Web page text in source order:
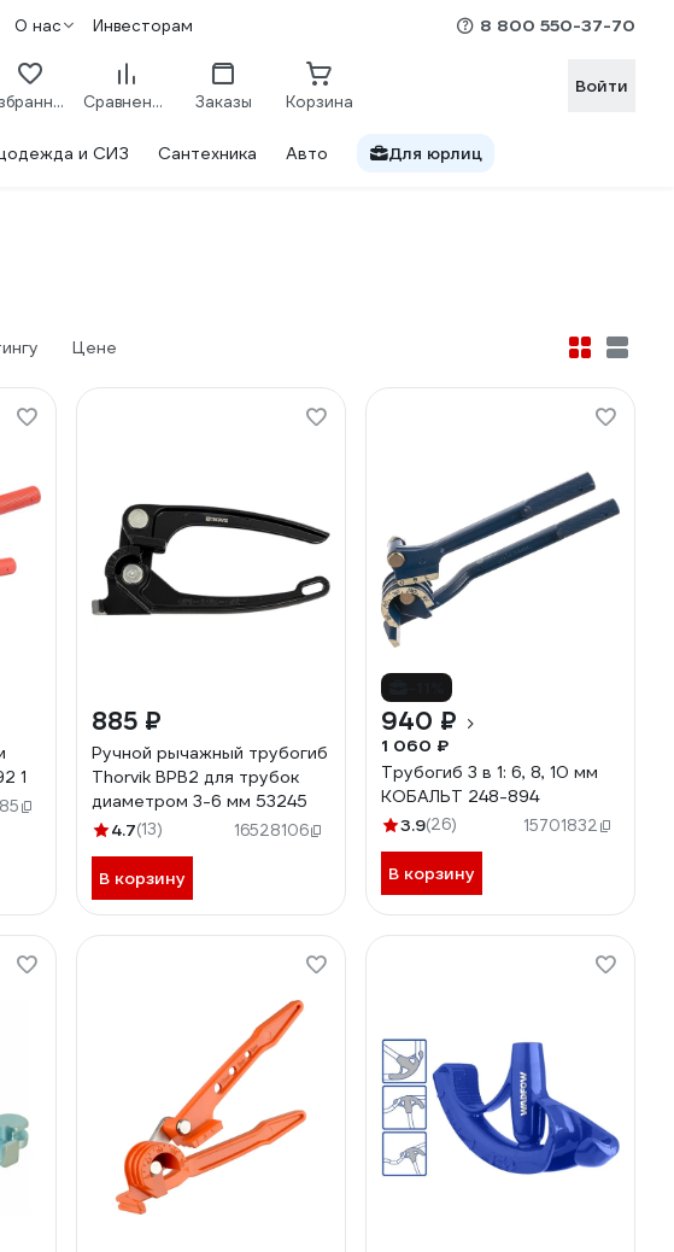
О нас Инвесторам 8 800 550-37-70
Избранное Сравнение Заказы Корзина
Войти
и СИЗ Сантехника Авто Для юрлиц
Цене
1
885 ₽
Ручной рычажный трубогиб
Thorvik BPB2 для трубок
диаметром 3-6 мм 53245
4.7(13) 16528106
В корзину
940 ₽
1 060 ₽
Трубогиб 3 в 1: 6, 8, 10 мм
КОБАЛЬТ 248-894
3.9(26) 15701832
В корзину